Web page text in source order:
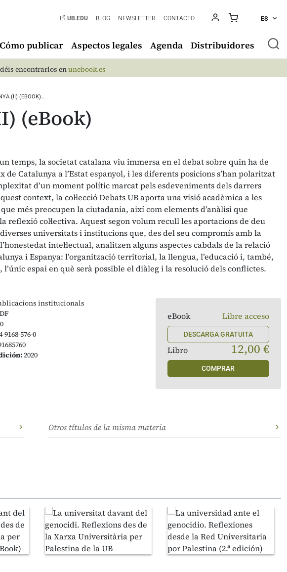
UB.EDU BLOG NEWSLETTER CONTACTO ES
Cómo publicar Aspectos legales Agenda Distribuidores
encontrarlos enunebook.es
(II) (EBOOK)…
(eBook)
temps, la societat catalana viu immersa en el debat sobre quin ha de
de Catalunya a l’Estat espanyol, i les diferents posicions s’han polaritzat
d’un moment polític marcat pels esdeveniments dels darrers
context, la col·lecció Debats UB aporta una visió acadèmica a les
més preocupen la ciutadania, així com elements d’anàlisi que
reflexió col·lectiva. Aquest segon volum recull les aportacions de deu
universitats i institucions que, des del seu compromís amb la
intel·lectual, analitzen alguns aspectes cabdals de la relació
i Espanya: l’organització territorial, la llengua, l’educació i, també,
espai en què serà possible el diàleg i la resolució dels conflictes.
institucionals
9168-576-0
2020
eBook Libre acceso
DESCARGA GRATUITA
Libro 12,00 €
COMPRAR
Otros títulos de la misma materia